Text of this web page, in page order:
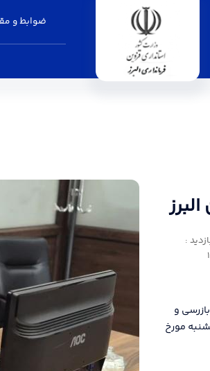
ضوابط و
:
و
مورخ